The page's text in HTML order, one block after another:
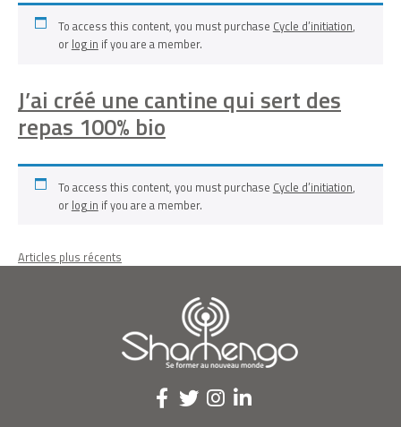
To access this content, you must purchase Cycle d’initiation,
or log in if you are a member.
J’ai créé une cantine qui sert des
repas 100% bio
To access this content, you must purchase Cycle d’initiation,
or log in if you are a member.
Navigation
Articles plus récents